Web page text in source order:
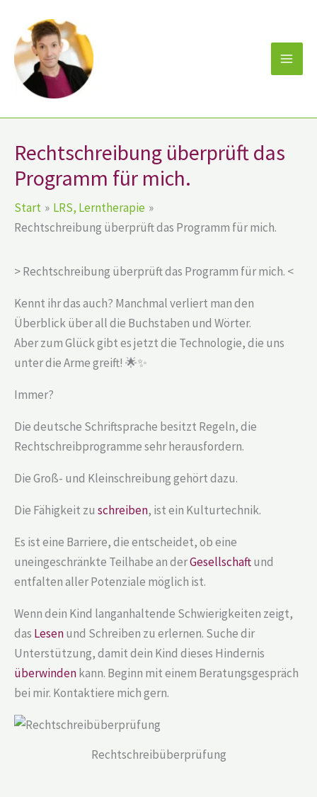
Inhalt
springen
Rechtschreibung überprüft das
Programm für mich.
Start
LRS, Lerntherapie
Rechtschreibung überprüft das Programm für mich.
> Rechtschreibung überprüft das Programm für mich. <
Kennt ihr das auch? Manchmal verliert man den
Überblick über all die Buchstaben und Wörter.
Aber zum Glück gibt es jetzt die Technologie, die uns
unter die Arme greift! 🌟✨
Immer?
Die deutsche Schriftsprache besitzt Regeln, die
Rechtschreibprogramme sehr herausfordern.
Die Groß- und Kleinschreibung gehört dazu.
Die Fähigkeit zu schreiben, ist ein Kulturtechnik.
Es ist eine Barriere, die entscheidet, ob eine
uneingeschränkte Teilhabe an derGesellschaftund
entfalten aller Potenziale möglich ist.
Wenn dein Kind langanhaltende Schwierigkeiten zeigt,
das Lesenund Schreiben zu erlernen. Suche dir
Unterstützung, damit dein Kind dieses Hindernis
überwindenkann. Beginn mit einem Beratungsgespräch
bei mir. Kontaktiere mich gern.
Rechtschreibüberprüfung